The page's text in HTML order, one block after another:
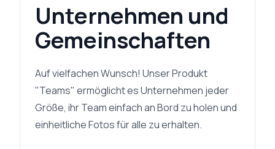
Unternehmen und
Gemeinschaften
Auf vielfachen Wunsch! Unser Produkt
"Teams" ermöglicht es Unternehmen jeder
Größe, ihr Team einfach an Bord zu holen und
einheitliche Fotos für alle zu erhalten.